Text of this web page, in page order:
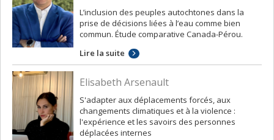
L’inclusion des peuples autochtones dans la
prise de décisions liées à l’eau comme bien
commun. Étude comparative Canada-Pérou.
Lire la suite
Elisabeth Arsenault
S'adapter aux déplacements forcés, aux
changements climatiques et à la violence :
l'expérience et les savoirs des personnes
déplacées internes